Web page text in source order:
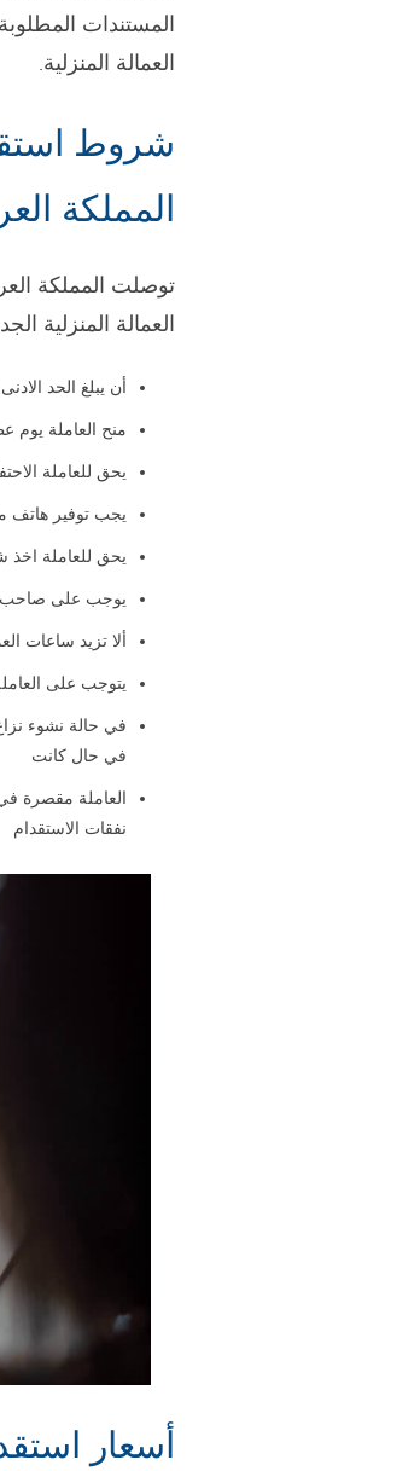
المستندات
العمالة المنزلية.
شروط
المملكة
توصلت المملكة
العمالة المنزلية الجديد لعام 2023. بحيث
أن يبلغ الحد الادنى لراتب
منح العاملة يوم
يحق للعاملة
يجب توفير هاتف
يحق للعاملة اخذ
يوجب على صاحب
ألا تزيد ساعات العمل عن 8
يتوجب على
في حالة نشوء
في حال كانت
العاملة مقصرة
نفقات الاستقدام
أسعار